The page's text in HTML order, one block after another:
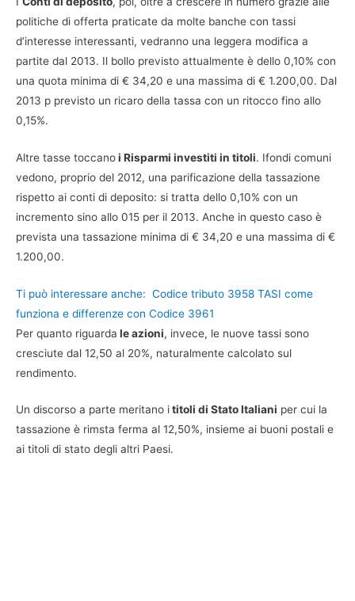
politiche di offerta praticate da molte banche con tassi
d’interesse interessanti, vedranno una leggera modifica a
partite dal 2013. Il bollo previsto attualmente è dello 0,10% con
una quota minima di € 34,20 e una massima di € 1.200,00. Dal
2013 p previsto un ricaro della tassa con un ritocco fino allo
0,15%.
Altre tasse toccanoi Risparmi investiti in titoli. Ifondi comuni
vedono, proprio del 2012, una parificazione della tassazione
rispetto ai conti di deposito: si tratta dello 0,10% con un
incremento sino allo 015 per il 2013. Anche in questo caso è
prevista una tassazione minima di € 34,20 e una massima di €
1.200,00.
Ti può interessare anche: Codice tributo 3958 TASI come
funziona e differenze con Codice 3961
Per quanto riguarda le azioni, invece, le nuove tassi sono
cresciute dal 12,50 al 20%, naturalmente calcolato sul
rendimento.
Un discorso a parte meritano ititoli di Stato Italiani per cui la
tassazione è rimsta ferma al 12,50%, insieme ai buoni postali e
ai titoli di stato degli altri Paesi.